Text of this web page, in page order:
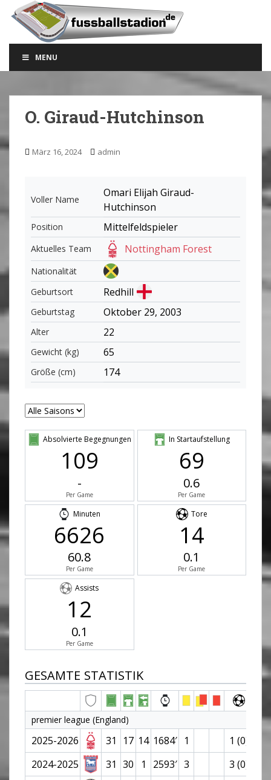
c
n
MENU
O. Giraud-Hutchinson
März 16, 2024 admin
Voller Name
Omari Elijah Giraud-
Hutchinson
Position Mittelfeldspieler
Aktuelles Team Nottingham Forest
Nationalität
Geburtsort
Redhill
Geburtstag Oktober 29, 2003
Alter 22
Gewicht (kg) 65
Größe (cm) 174
Absolvierte Begegnungen
109
-
Per Game
In Startaufstellung
69
0.6
Per Game
Minuten
6626
60.8
Per Game
Tore
14
0.1
Per Game
Assists
12
0.1
Per Game
GESAMTE STATISTIK
premier league (England)
2025-2026 31 17 14 1684′ 1 1 (0)
2024-2025
31 30 1 2593′ 3 3 (0)